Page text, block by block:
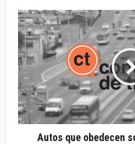
Autos que obedecen